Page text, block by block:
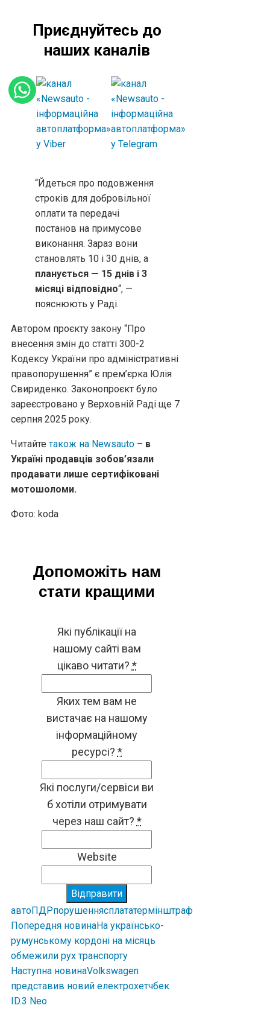
Приєднуйтесь до
наших каналів
“Йдеться про подовження
строків для добровільної
оплати та передачі
постанов на примусове
виконання. Зараз вони
становлять 10 і 30 днів, а
планується — 15 днів і 3
місяці відповідно“, —
пояснюють у Раді.
Автором проєкту закону “Про
внесення змін до статті 300-2
Кодексу України про адміністративні
правопорушення” є прем’єрка Юлія
Свириденко. Законопроєкт було
зареєстровано у Верховній Раді ще 7
серпня 2025 року.
Читайтетакож на Newsauto – в
Україні продавців зобов’язали
продавати лише сертифіковані
мотошоломи.
Фото: koda
Допоможіть нам
стати кращими
Які публікації на
нашому сайті вам
цікаво читати? *
Яких тем вам не
вистачає на нашому
інформаційному
ресурсі? *
Які послуги/сервіси ви
б хотіли отримувати
через наш сайт? *
Website
Відправити
автоПДРпорушеннясплататермінштраф
Попередня новинаНа українсько-
румунському кордоні на місяць
обмежили рух транспорту
Наступна новинаVolkswagen
представив новий електрохетчбек
ID.3 Neo